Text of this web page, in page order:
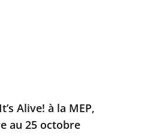
Alive! à la MEP,
au 25 octobre